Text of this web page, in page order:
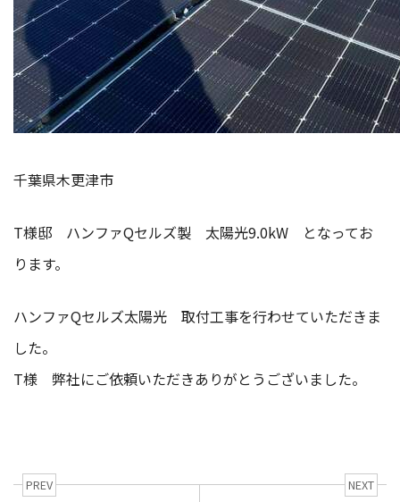
千葉県木更津市
T様邸 ハンファQセルズ製 太陽光9.0kW となってお
ります。
ハンファQセルズ太陽光 取付工事を行わせていただきま
した。
T様 弊社にご依頼いただきありがとうございました。
PREV NEXT